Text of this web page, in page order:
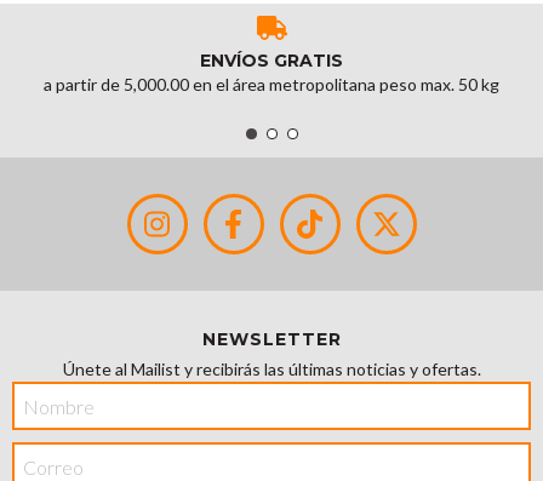
ENVÍOS GRATIS
a partir de 5,000.00 en el área metropolitana peso max. 50 kg
NEWSLETTER
Únete al Mailist y recibirás las últimas noticias y ofertas.